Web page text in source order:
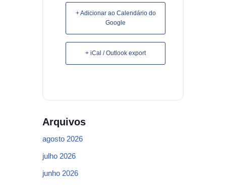
+ Adicionar ao Calendário do
Google
+ iCal / Outlook export
Arquivos
agosto 2026
julho 2026
junho 2026